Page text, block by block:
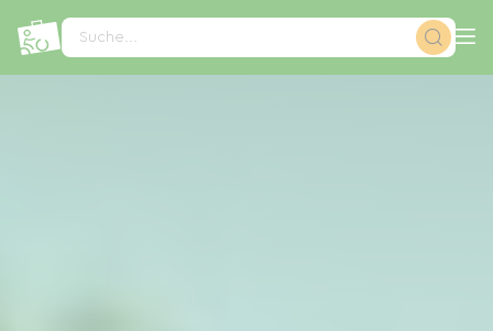
Suche...
Cookie-Einstellungen